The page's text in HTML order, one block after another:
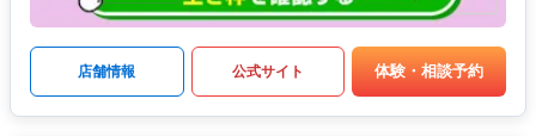
店舗情報 公式サイト 体験・相談予約